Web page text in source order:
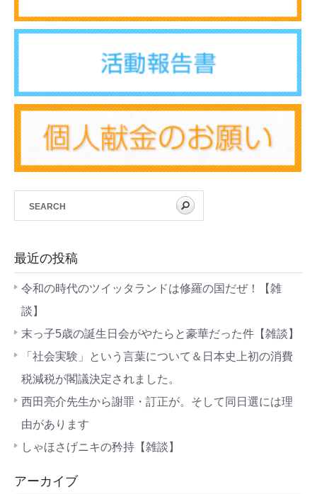
最近の投稿
令和の時代のツイッタランドは修羅の国だぜ！【雑
談】
末っ子5歳の誕生日会がやたらと豪華だった件【雑談】
「社会実験」という言葉について＆日本史上初の消費
税減税が閣議決定されました。
西田亮介先生から謝罪・訂正が。そして同日選には理
由があります
しゃほさげニキの矜持【雑談】
アーカイブ